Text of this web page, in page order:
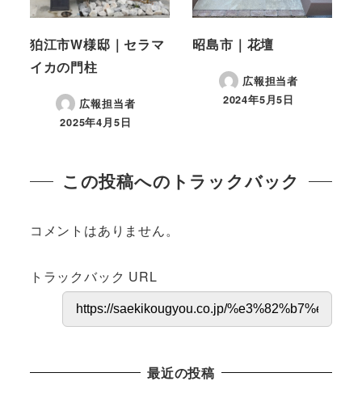
狛江市W様邸｜セラマ
イカの門柱
広報担当者
投稿日
2025年4月5日
昭島市｜花壇
広報担当者
投稿日
2024年5月5日
この投稿へのトラックバック
コメントはありません。
トラックバック URL
最近の投稿